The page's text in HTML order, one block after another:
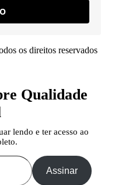
os direitos reservados
Qualidade
lendo e ter acesso ao
Assinar